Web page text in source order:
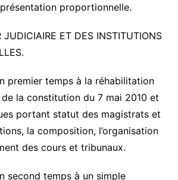
proportionnelle.
JUDICIAIRE ET DES INSTITUTIONS
premier temps à la réhabilitation
la constitution du 7 mai 2010 et
portant statut des magistrats et
la composition, l’organisation
des cours et tribunaux.
second temps à un simple